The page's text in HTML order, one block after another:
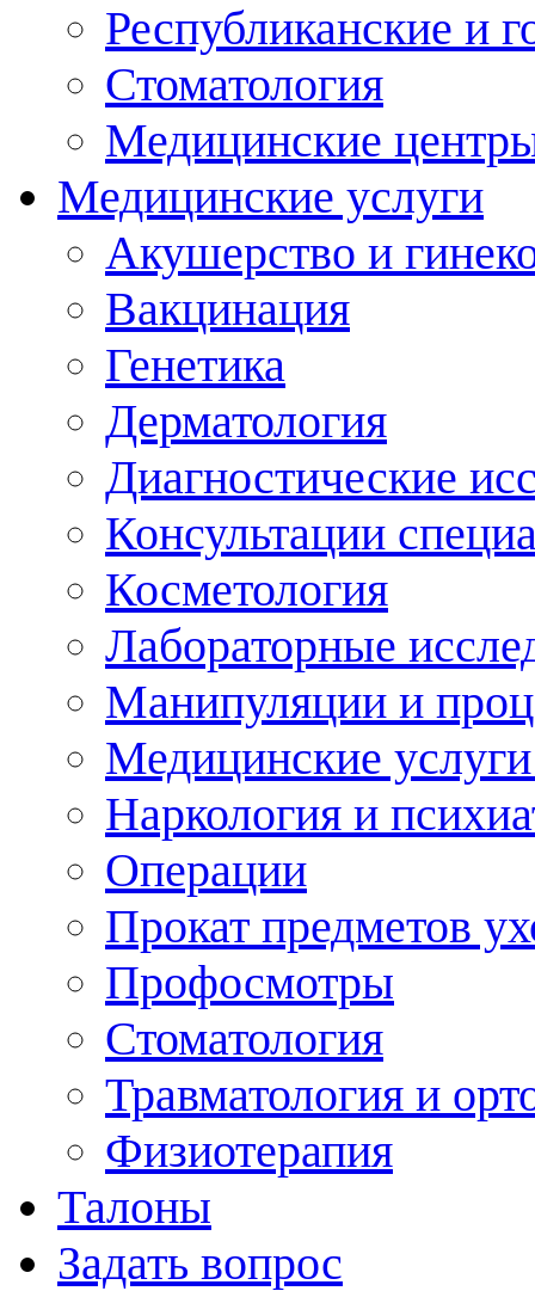
Республиканские и
Стоматология
Медицинские
Медицинские услуги
Акушерство и
Вакцинация
Генетика
Дерматология
Диагностические
Консультации
Косметология
Лабораторные
Манипуляции и
Медицинские
Наркология и
Операции
Прокат предметов
Профосмотры
Стоматология
Травматология и
Физиотерапия
Талоны
Задать вопрос